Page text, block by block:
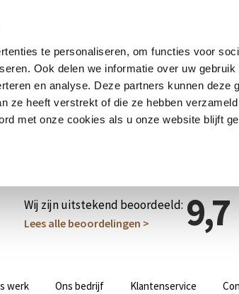
te personaliseren, om functies voor
Ook delen we informatie over uw
en analyse. Deze partners kunnen deze
ze heeft verstrekt of die ze hebben
met onze cookies als u onze website blijft
Wij zijn uitstekend beoordeeld: 9,7
Lees alle beoordelingen >
werk Ons bedrijf Klantenservice